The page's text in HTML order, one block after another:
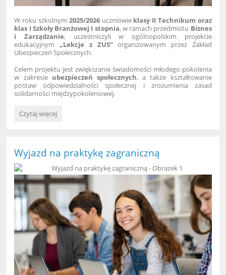
W roku szkolnym 2025/2026uczniowie klasy II Technikum oraz
klas I Szkoły Branżowej I stopnia, w ramach przedmiotu Biznes
i Zarządzanie, uczestniczyli w ogólnopolskim projekcie
edukacyjnym„Lekcje z ZUS”organizowanym przez Zakład
Ubezpieczeń Społecznych.
Celem projektu jest zwiększanie świadomości młodego pokolenia
w zakresie ubezpieczeń społecznych, a także kształtowanie
postaw odpowiedzialności społecznej i zrozumienia zasad
solidarności międzypokoleniowej.
Lekcje
naszej
szkole:
Czytaj więcej
Wyjazd na praktykę zagraniczną